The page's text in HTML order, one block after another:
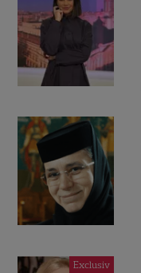
Exclusiv